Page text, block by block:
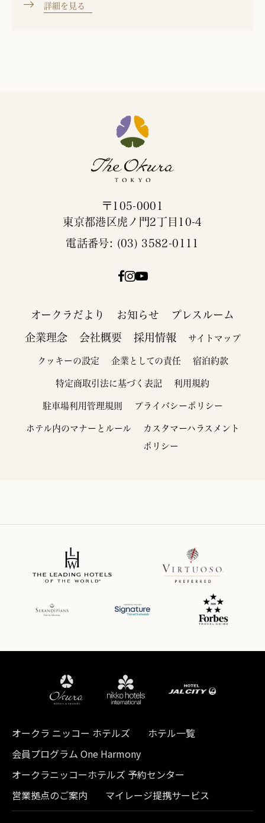
詳細を見る
〒105-0001
東京都港区虎ノ門2丁目10-4
電話番号: (03) 3582-0111
オークラだより お知らせ プレスルーム
企業理念 会社概要 採用情報 サイトマップ
クッキーの設定 企業としての責任 宿泊約款
特定商取引法に基づく表記 利用規約
駐車場利用管理規則 プライバシーポリシー
ホテル内のマナーとルール
カスタマーハラスメント
ポリシー
オークラ ニッコー ホテルズ
ホテル一覧
会員プログラム One Harmony
オークラニッコーホテルズ 予約センター
営業拠点のご案内
マイレージ提携サービス